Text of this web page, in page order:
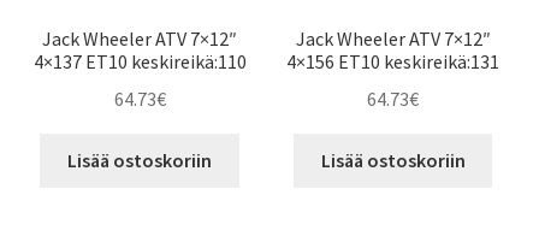
Jack Wheeler ATV 7×12″
4×137 ET10 keskireikä:110
64.73€
Lisää ostoskoriin
Jack Wheeler ATV 7×12″
4×156 ET10 keskireikä:131
64.73€
Lisää ostoskoriin